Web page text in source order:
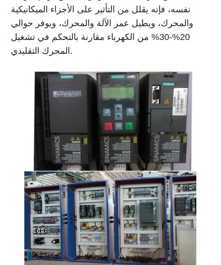
نفسه، فإنه يقلل من التأثير على الأجزاء الميكانيكية
والمحرك، ويطيل عمر الآلة والمحرك، ويوفر حوالي
20%-30% من الكهرباء مقارنة بالتحكم في تشغيل
المحرك التقليدي.